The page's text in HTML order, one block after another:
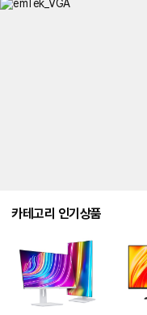
카테고리 인기상품